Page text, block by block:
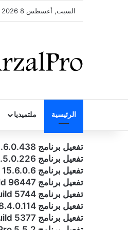
السبت, أغسطس 8 2026
الرئيسية ملتميديا
تفعيل برنامج IObit Driver Booster Pro 13.6.0.438
تفعيل برنامج Advanced SystemCare PRO 19.5.0.226
تفعيل برنامج IObit Uninstaller Pro 15.6.0.6
تفعيل برنامج Ant Download Manager Pro 2.17.6 Build 96447
تفعيل برنامج Driver Easy Professional 7.1.5 Build 5744
تفعيل برنامج Advanced SystemCare Ultimate 18.4.0.114
تفعيل برنامج StartAllBack 3.9.24 Build 5377